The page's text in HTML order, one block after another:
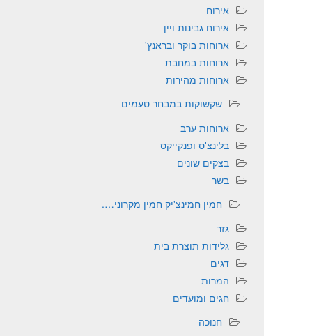
אירוח
אירוח גבינות ויין
ארוחות בוקר ובראנץ'
ארוחות במחבת
ארוחות מהירות
שקשוקות במבחר טעמים
ארוחות ערב
בלינצ'ס ופנקייקס
בצקים שונים
בשר
חמין חמינצ'יק חמין מקרוני….
גזר
גלידות תוצרת בית
דגים
המרות
חגים ומועדים
חנוכה